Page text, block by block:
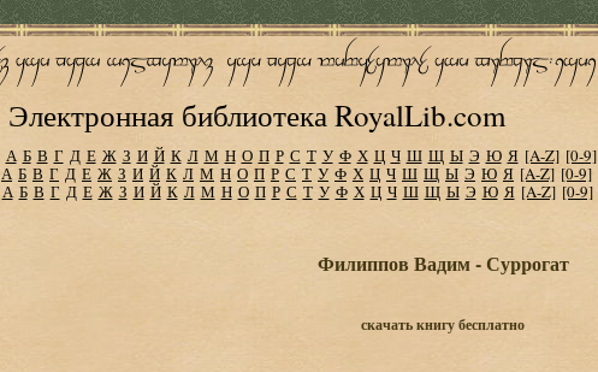
Электронная библиотека RoyalLib.com
А Б В Г Д Е Ж З И Й К Л М Н О П Р С Т У Ф Х Ц Ч Ш Щ Ы Э Ю Я [A-Z] [0-9]
А Б В Г Д Е Ж З И Й К Л М Н О П Р С Т У Ф Х Ц Ч Ш Щ Ы Э Ю Я [A-Z] [0-9]
А Б В Г Д Е Ж З И Й К Л М Н О П Р С Т У Ф Х Ц Ч Ш Щ Ы Э Ю Я [A-Z] [0-9]
Филиппов Вадим - Суppогат
скачать книгу бесплатно